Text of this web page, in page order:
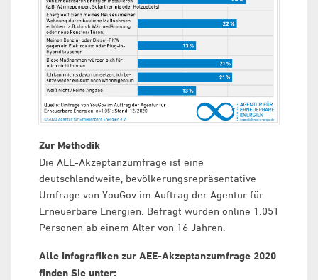
Zur Methodik
Die AEE-Akzeptanzumfrage ist eine
deutschlandweite, bevölkerungsrepräsentative
Umfrage von YouGov im Auftrag der Agentur für
Erneuerbare Energien. Befragt wurden online 1.051
Personen ab einem Alter von 16 Jahren.
Alle Infografiken zur AEE-Akzeptanzumfrage 2020
finden Sie unter: